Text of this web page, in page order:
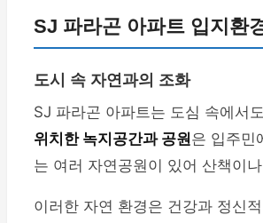
SJ 파라곤 아파트 입지환
도시 속 자연과의 조화
SJ 파라곤 아파트는 도심 속에서
위치한 녹지공간과 공원은 입주민
는 여러 자연공원이 있어 산책이
이러한 자연 환경은 건강과 정신